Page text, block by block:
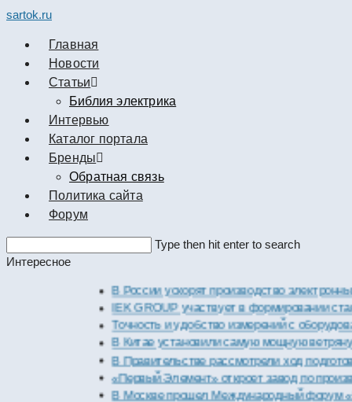
sartok.ru
Главная
Новости
Cтатьи
Библия электрика
Интервью
Каталог портала
Бренды
Обратная связь
Политика сайта
Форум
this
Type then hit enter to search
Интересное
В России ускорят производство электронных
IEK GROUP участвует в формировании
Точность и удобство измерений с
В Китае установили самую мощную ветряную
В Правительстве рассмотрели ход подготовки
«Первый Элемент» откроет завод по
В Москве прошел Международный форум